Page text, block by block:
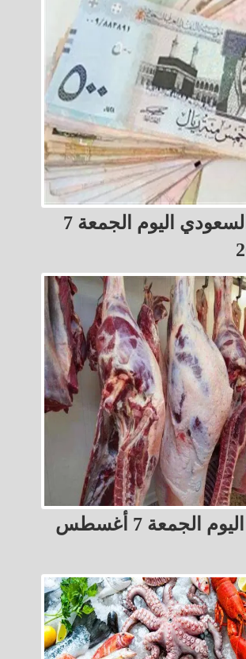
أسعار الريال السعودي اليوم الجمعة 7
أسعار اللحوم اليوم الجمعة 7 أغسطس